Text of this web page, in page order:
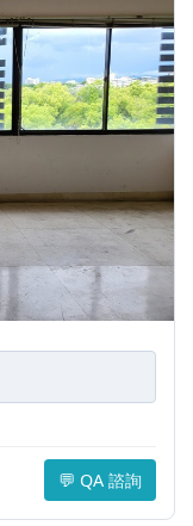
💬 QA 諮詢